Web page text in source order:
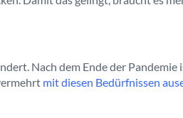
Nach dem Ende der Pandemie
mit diesen Bedürfnissen